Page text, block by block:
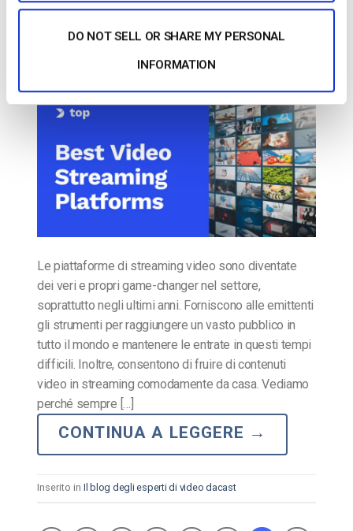
DO NOT SELL OR SHARE MY PERSONAL
INFORMATION
video nel 2022
Le piattaforme di streaming video sono diventate
dei veri e propri game-changer nel settore,
soprattutto negli ultimi anni. Forniscono alle emittenti
gli strumenti per raggiungere un vasto pubblico in
tutto il mondo e mantenere le entrate in questi tempi
difficili. Inoltre, consentono di fruire di contenuti
video in streaming comodamente da casa. Vediamo
perché sempre […]
CONTINUA A LEGGERE →
Inserito in Il blog degli esperti di video dacast